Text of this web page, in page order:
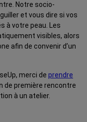
Notre socio-
et vous dire si vos
à votre peau. Les
visibles, alors
afin de convenir d’un
merci de prendre
de première rencontre
à un atelier.